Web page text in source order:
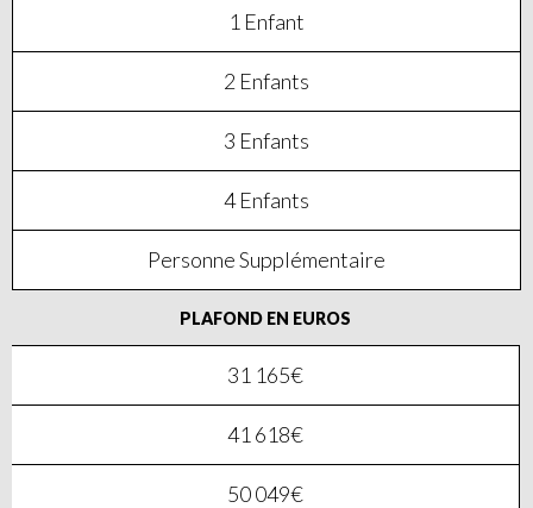
1 Enfant
2 Enfants
3 Enfants
4 Enfants
Personne Supplémentaire
PLAFOND EN EUROS
31 165€
41 618€
50 049€